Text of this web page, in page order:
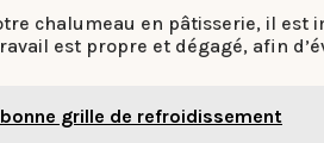
chalumeau en pâtisserie, il
est propre et dégagé, afin
grille de refroidissement